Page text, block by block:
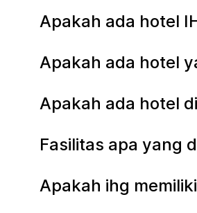
Apakah ada hotel
Apakah ada hotel
Apakah ada hotel
Fasilitas apa yang
Apakah ihg